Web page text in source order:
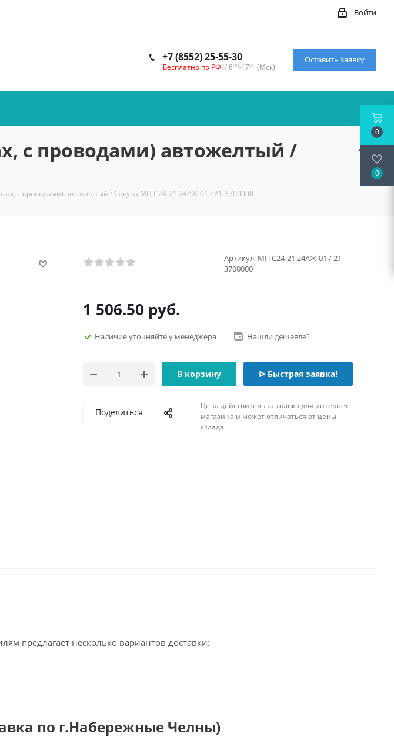
Войти
+7 (8552) 25-55-30
Бесплатно по РФ!/ 800-1700 (Мск)
Оставить заявку
с проводами) автожелтый /
с проводами) автожелтый / Сакура МП С24-21.24АЖ-01 / 21-3700000
Артикул: МП С24-21.24АЖ-01 / 21-
3700000
1 506.50 руб.
Наличие уточняйте у менеджера Нашли дешевле?
В корзину ᐅ Быстрая заявка!
Поделиться
Цена действительна только для интернет-
магазина и может отличаться от цены
склада.
предлагает несколько вариантов доставки:
по г.Набережные Челны)
0
0